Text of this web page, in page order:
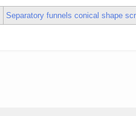
Separatory funnels conical shape